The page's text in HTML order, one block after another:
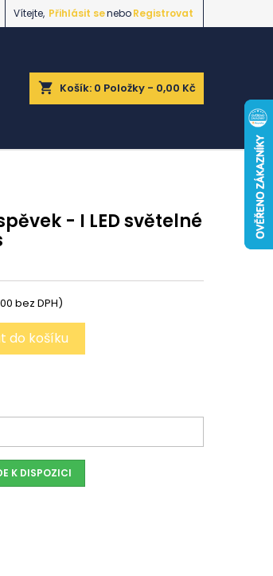
Vítejte, Přihlásit seneboRegistrovat
shopping_cart Košík: 0 Položky - 0,00 Kč
- I LED světelné
bez DPH)
do košíku
K DISPOZICI